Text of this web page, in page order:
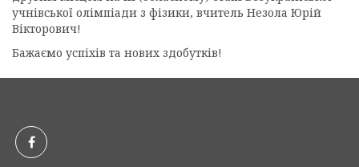
учнівської олімпіади з фізики, вчитель Незола Юрій
Вікторович!
Бажаємо успіхів та нових здобутків!